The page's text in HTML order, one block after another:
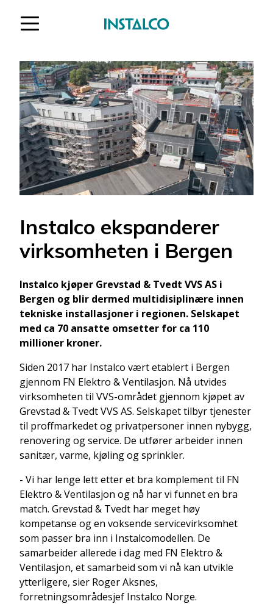
Instalco ekspanderer
virksomheten i Bergen
Instalco kjøper Grevstad & Tvedt VVS AS i
Bergen og blir dermed multidisiplinære innen
tekniske installasjoner i regionen. Selskapet
med ca 70 ansatte omsetter for ca 110
millioner kroner.
Siden 2017 har Instalco vært etablert i Bergen
gjennom FN Elektro & Ventilasjon. Nå utvides
virksomheten til VVS-området gjennom kjøpet av
Grevstad & Tvedt VVS AS. Selskapet tilbyr tjenester
til proffmarkedet og privatpersoner innen nybygg,
renovering og service. De utfører arbeider innen
sanitær, varme, kjøling og sprinkler.
- Vi har lenge lett etter et bra komplement til FN
Elektro & Ventilasjon og nå har vi funnet en bra
match. Grevstad & Tvedt har meget høy
kompetanse og en voksende servicevirksomhet
som passer bra inn i Instalcomodellen. De
samarbeider allerede i dag med FN Elektro &
Ventilasjon, et samarbeid som vi nå kan utvikle
ytterligere, sier Roger Aksnes,
forretningsområdesjef Instalco Norge.